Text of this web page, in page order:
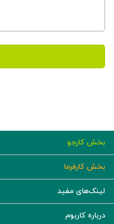
بخش کارجو
بخش کارفرما
لینک‌های مفید
درباره کاربوم